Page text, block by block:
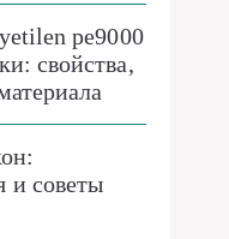
pe9000
свойства,
и советы